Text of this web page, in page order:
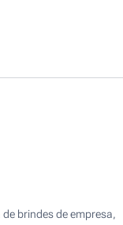
brindes de empresa,